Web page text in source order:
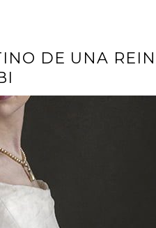
DE UNA